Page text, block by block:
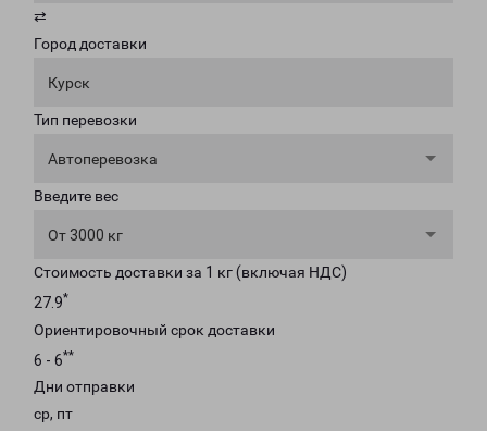
⇄
Город доставки
Курск
Тип перевозки
Автоперевозка
Введите вес
От 3000 кг
Стоимость доставки за 1 кг (включая НДС)
27.9*
Ориентировочный срок доставки
6 - 6**
Дни отправки
ср, пт